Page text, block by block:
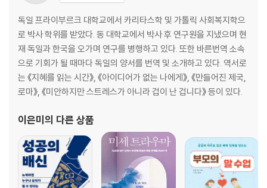
14장 상처받기 싫어서 제 감정을 꼭꼭 숨겨요
신념은 인간관계에 어떻게 영향을 미치는가
15장 저는 두 명의 삶을 살고 있어요
신념을 바꿀 것인가, 유지할 것인가
나에게 어떻게 공감할 것인가
해보기 내가 써내려가는 나의 이야기
감사의 글
독일 프라이부르크 대학교에서 카리타스학 및 가톨릭 사회복지학으
로 박사 학위를 받았다. 동 대학교에서 박사 후 연구원을 지냈으며 현
재 독일과 한국을 오가며 연구를 병행하고 있다. 또한 바른번역 소속
으로 기회가 될 때마다 독일의 양서를 번역 및 소개하고 있다. 역서로
는 《지혜를 읽는 시간》, 《아이디어가 없는 나에게》, 《만들어진 제국,
로마》, 《미안하지만 스트레스가 아니라 겁이 난 겁니다》 등이 있다.
이은미 의 다른 상품